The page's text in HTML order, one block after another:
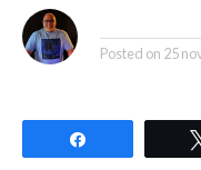
Posted on 25